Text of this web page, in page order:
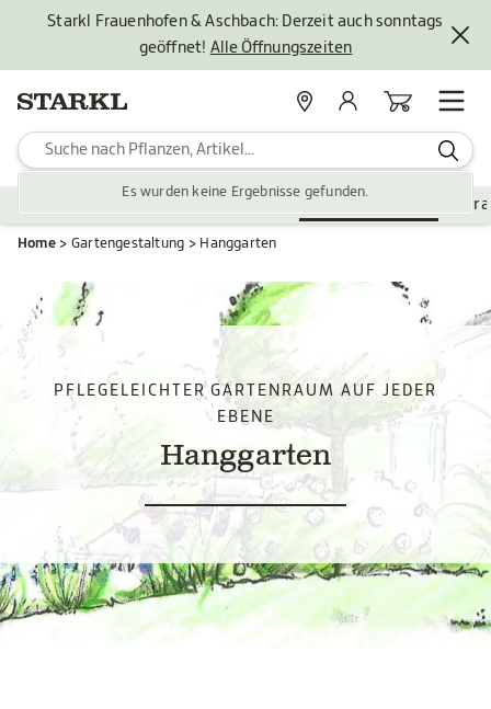
Starkl Frauenhofen & Aschbach: Derzeit auch sonntags
geöffnet! Alle Öffnungszeiten
Es wurden keine Ergebnisse gefunden.
StandorteMein KontoWarenkorb
Zubehör Gartengestaltung
Home Gartengestaltung Hanggarten
PFLEGELEICHTER GARTENRAUM AUF JEDER
EBENE
Hanggarten